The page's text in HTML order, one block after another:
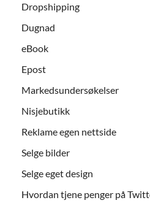
Dropshipping
Dugnad
eBook
Epost
Markedsundersøkelser
Nisjebutikk
Reklame egen nettside
Selge bilder
Selge eget design
Hvordan tjene penger på